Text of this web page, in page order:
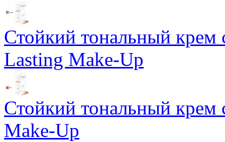
Стойкий тональный
Lasting Make-Up
Стойкий тональный
Make-Up